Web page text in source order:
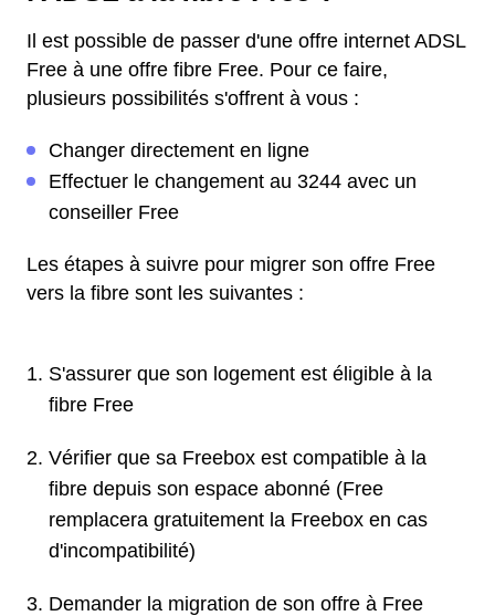
Il est possible de passer d'une offre internet ADSL
Free à une offre fibre Free. Pour ce faire,
plusieurs possibilités s'offrent à vous :
Changer directement en ligne
Effectuer le changement au 3244 avec un
conseiller Free
Les étapes à suivre pour migrer son offre Free
vers la fibre sont les suivantes :
S'assurer que son logement est éligible à la
fibre Free
Vérifier que sa Freebox est compatible à la
fibre depuis son espace abonné (Free
remplacera gratuitement la Freebox en cas
d'incompatibilité)
Demander la migration de son offre à Free